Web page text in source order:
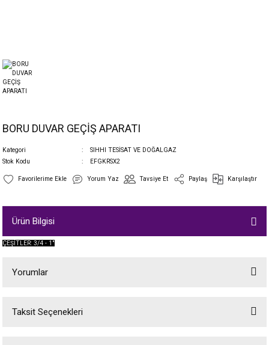
BORU DUVAR GEÇİŞ APARATI
Kategori
SIHHI TESİSAT VE DOĞALGAZ
Stok Kodu
EFGKRSX2
Yorum Yaz Tavsiye Et Paylaş Karşılaştır
Ürün Bilgisi
ÇEŞİTLER: 3/4 - 1"
Yorumlar
Taksit Seçenekleri